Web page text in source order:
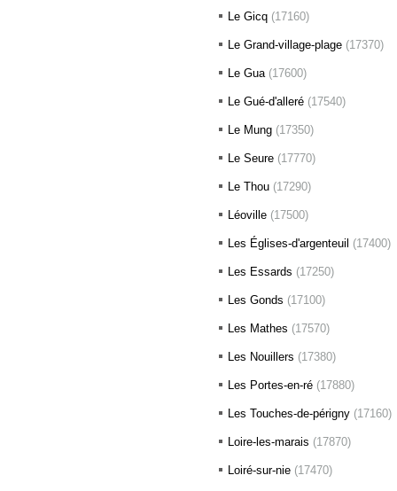
Le Gicq (17160)
Le Grand-village-plage (17370)
Le Gua (17600)
Le Gué-d'alleré (17540)
Le Mung (17350)
Le Seure (17770)
Le Thou (17290)
Léoville (17500)
Les Églises-d'argenteuil (17400)
Les Essards (17250)
Les Gonds (17100)
Les Mathes (17570)
Les Nouillers (17380)
Les Portes-en-ré (17880)
Les Touches-de-périgny (17160)
Loire-les-marais (17870)
Loiré-sur-nie (17470)